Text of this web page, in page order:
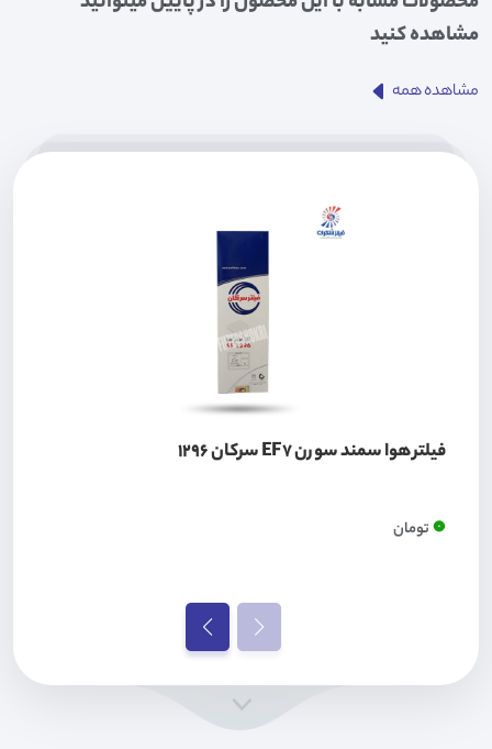
مشاهده کنید
مشاهده همه
فیلتر هوا سمند سورن EF7 سرکان 1296
0تومان